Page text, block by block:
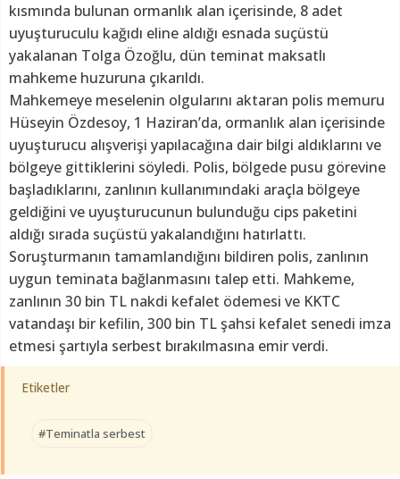
kısmında bulunan ormanlık alan içerisinde, 8 adet
uyuşturuculu kağıdı eline aldığı esnada suçüstü
yakalanan Tolga Özoğlu, dün teminat maksatlı
mahkeme huzuruna çıkarıldı.
Mahkemeye meselenin olgularını aktaran polis memuru
Hüseyin Özdesoy, 1 Haziran’da, ormanlık alan içerisinde
uyuşturucu alışverişi yapılacağına dair bilgi aldıklarını ve
bölgeye gittiklerini söyledi. Polis, bölgede pusu görevine
başladıklarını, zanlının kullanımındaki araçla bölgeye
geldiğini ve uyuşturucunun bulunduğu cips paketini
aldığı sırada suçüstü yakalandığını hatırlattı.
Soruşturmanın tamamlandığını bildiren polis, zanlının
uygun teminata bağlanmasını talep etti. Mahkeme,
zanlının 30 bin TL nakdi kefalet ödemesi ve KKTC
vatandaşı bir kefilin, 300 bin TL şahsi kefalet senedi imza
etmesi şartıyla serbest bırakılmasına emir verdi.
Etiketler
#Teminatla serbest